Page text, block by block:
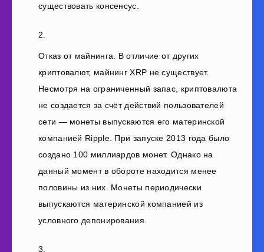
существовать консенсус.
Отказ от майнинга. В отличие от других
криптовалют, майнинг XRP не существует.
Несмотря на ограниченный запас, криптовалюта
не создается за счёт действий пользователей
сети — монеты выпускаются его материнской
компанией Ripple. При запуске 2013 года было
создано 100 миллиардов монет. Однако на
данный момент в обороте находится менее
половины из них. Монеты периодически
выпускаются материнской компанией из
условного депонирования.